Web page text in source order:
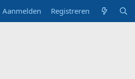
Aanmelden Registreren